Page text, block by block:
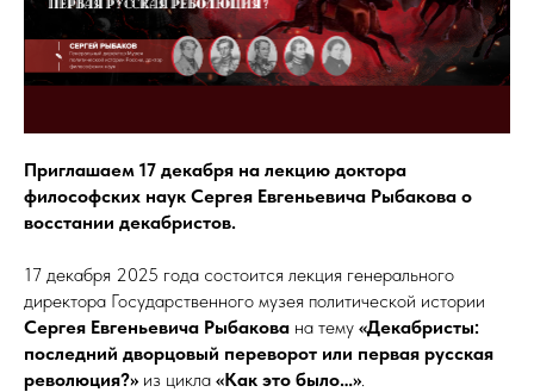
Приглашаем 17 декабря на лекцию доктора
философских наук Сергея Евгеньевича Рыбакова о
восстании декабристов.
17 декабря 2025 года состоится лекция генерального
директора Государственного музея политической истории
Сергея Евгеньевича Рыбакова на тему «Декабристы:
последний дворцовый переворот или первая русская
революция?» из цикла «Как это было…»